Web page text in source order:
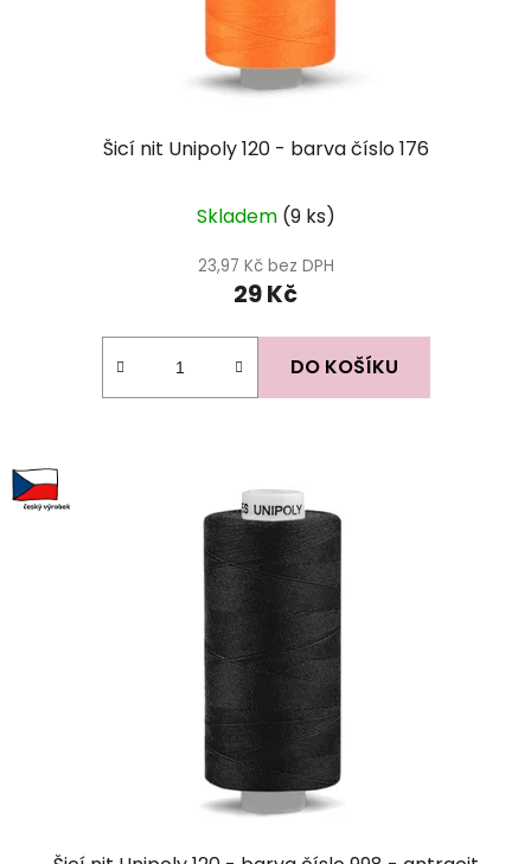
Šicí nit Unipoly 120 - barva číslo 176
Skladem (9 ks)
23,97 Kč bez DPH
29 Kč
DO KOŠÍKU